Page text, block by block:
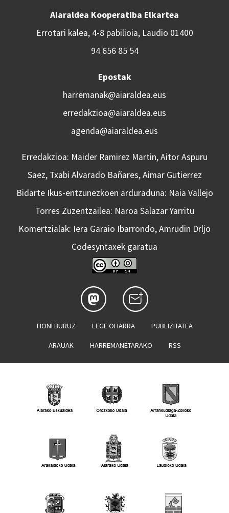
Aiaraldea Kooperatiba Elkartea
Errotari kalea, 4-8 pabilioia, Laudio 01400
94 656 85 54
Epostak
harremanak@aiaraldea.eus
erredakzioa@aiaraldea.eus
agenda@aiaraldea.eus
Erredakzioa: Maider Ramirez Martin, Aitor Aspuru
Saez, Txabi Alvarado Bañares, Aimar Gutierrez
Bidarte Ikus-entzunezkoen arduraduna: Naia Vallejo
Torres Zuzentzailea: Naroa Salazar Yarritu
Komertzialak: Iera Garaio Ibarrondo, Amrudin Drljo
Codesyntaxek garatua
HONI BURUZ LEGE OHARRA PUBLIZITATEA
ARAUAK HARREMANETARAKO RSS